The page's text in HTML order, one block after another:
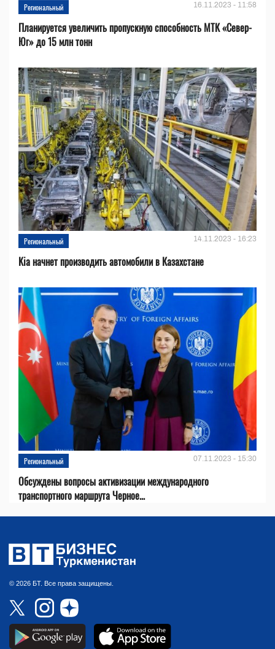
Региональный 16.11.2023 - 11:58
Планируется увеличить пропускную способность МТК «Север-
Юг» до 15 млн тонн
Региональный 14.11.2023 - 16:23
Kia начнет производить автомобили в Казахстане
Региональный 07.11.2023 - 15:30
Обсуждены вопросы активизации международного
транспортного маршрута Черное...
© 2026 БТ. Все права защищены.